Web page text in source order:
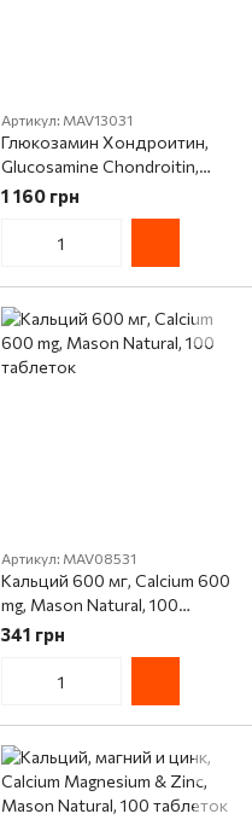
Артикул: MAV13031
Глюкозамин Хондроитин,
Glucosamine Chondroitin,
Mason Natural, 100 капсул
1 160 грн
Артикул: MAV08531
Кальций 600 мг, Calcium 600
mg, Mason Natural, 100
таблеток
341 грн